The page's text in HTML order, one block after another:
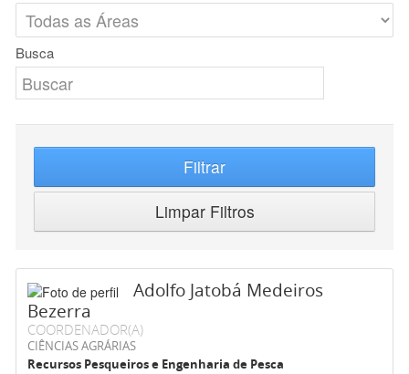
Busca
Filtrar
Limpar Filtros
Adolfo Jatobá Medeiros
Bezerra
COORDENADOR(A)
CIÊNCIAS AGRÁRIAS
Recursos Pesqueiros e Engenharia de Pesca